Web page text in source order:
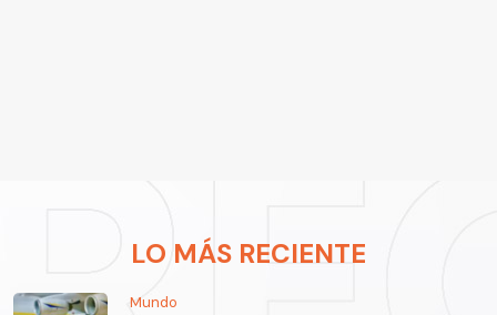
LO MÁS RECIENTE
Mundo